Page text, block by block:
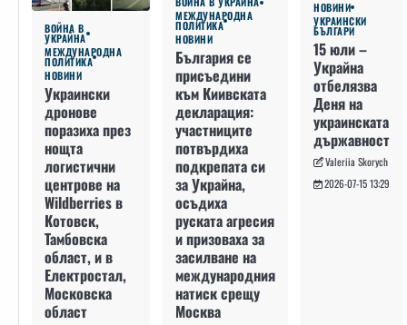
ВОЙНА В
УКРАЙНА
МЕЖДУНАРОДНА
ПОЛИТИКА
НОВИНИ
Украински
дронове
поразиха през
нощта
логистични
центрове на
Wildberries в
Котовск,
Тамбовска
област, и в
Електростал,
Московска
област
МЕЖДУНАРОДНА
ПОЛИТИКА
НОВИНИ
България се
присъедини
към Киивската
декларация:
участниците
потвърдиха
подкрепата си
за Украйна,
осъдиха
руската агресия
и призоваха за
засилване на
международния
натиск срещу
Москва
НОВИНИ
УКРАИНСКИ
БЪЛГАРИ
15 юли –
Украйна
отбелязва
Деня на
украинската
държавност
Valeriia Skorych
2026-07-15 13:29